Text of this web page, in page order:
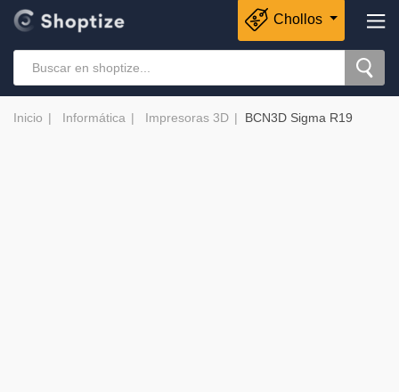
Chollos
Inicio Informática Impresoras 3D BCN3D Sigma R19